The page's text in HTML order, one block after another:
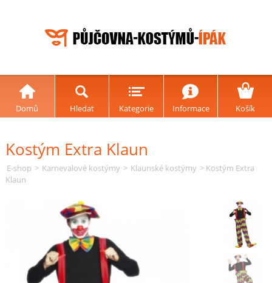
Domů Hledat Kategorie Informace Košík
Kostým Extra Klaun
E-shop > Karnevalové kostýmy > Klaunské kostýmy > Kostým Extra
Klaun